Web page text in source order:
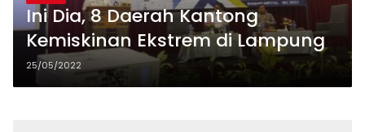
Ini Dia, 8 Daerah Kantong
Kemiskinan Ekstrem di Lampung
25/05/2022